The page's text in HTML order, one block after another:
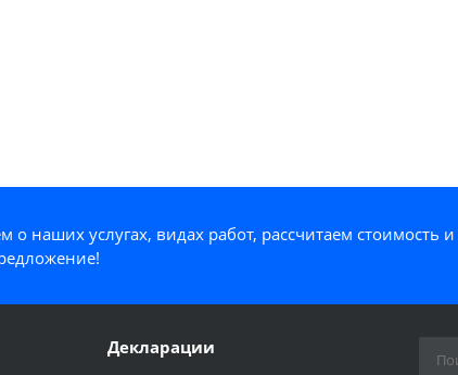
о наших услугах, видах работ, рассчитаем стоимость
Декларации